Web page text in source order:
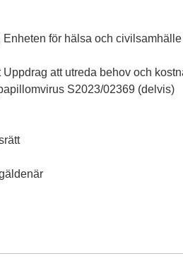
för hälsa och civilsamhälle
att utreda behov och
S2023/02369 (delvis)